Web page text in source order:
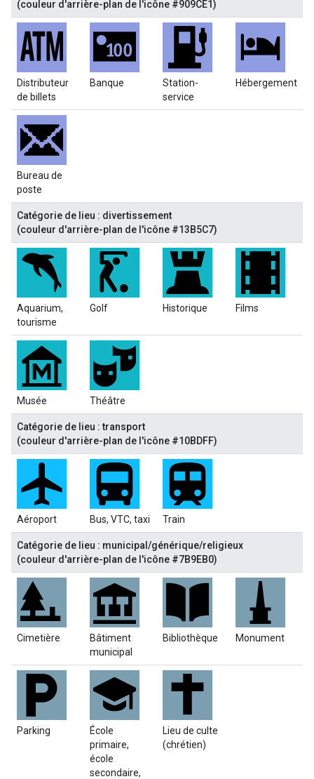
(couleur d'arrière-plan de l'icône #909CE1)
Distributeur
de billets
Banque
Station-
service
Hébergement
Bureau de
poste
Catégorie de lieu : divertissement
(couleur d'arrière-plan de l'icône #13B5C7)
Aquarium,
tourisme
Golf Historique Films
Musée Théâtre
Catégorie de lieu : transport
(couleur d'arrière-plan de l'icône #10BDFF)
Aéroport Bus, VTC, taxi Train
Catégorie de lieu : municipal/générique/religieux
(couleur d'arrière-plan de l'icône #7B9EB0)
Cimetière
Bâtiment
municipal
Bibliothèque Monument
Parking
École
primaire,
école
secondaire,
Lieu de culte
(chrétien)